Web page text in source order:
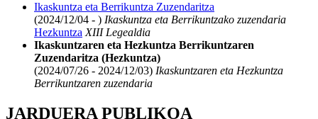
Ikaskuntza eta Berrikuntza Zuzendaritza
(2024/12/04 - ) Ikaskuntza eta Berrikuntzako zuzendaria
Hezkuntza XIII Legealdia
Ikaskuntzaren eta Hezkuntza Berrikuntzaren
Zuzendaritza (Hezkuntza)
(2024/07/26 - 2024/12/03) Ikaskuntzaren eta Hezkuntza
Berrikuntzaren zuzendaria
JARDUERA PUBLIKOA